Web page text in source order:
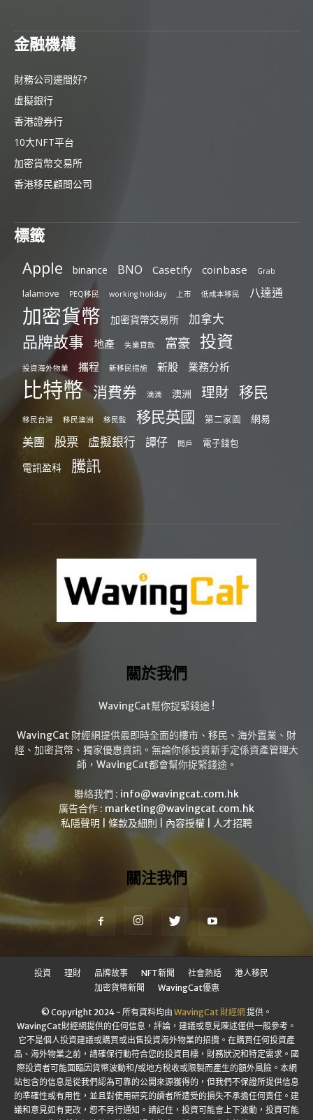
金融機構
財務公司邊間好?
虛擬銀行
香港證券行
10大NFT平台
加密貨幣交易所
香港移民顧問公司
標籤
Apple binance BNO Casetify coinbase Grab
lalamove PEQ移民 working holiday 上市 低成本移民 八達通
加密貨幣 加密貨幣交易所 加拿大
品牌故事 地產 失業貸款 富豪 投資
投資海外物業 攜程 新移民措施 新股 業務分析
比特幣 消費券 滴滴 澳洲 理財 移民
移民台灣 移民澳洲 移民監 移民英國 第二家園 網易
美團 股票 虛擬銀行 譚仔 開戶 電子錢包
電訊盈科 騰訊
關於我們
WavingCat幫你捉緊錢途 !
WavingCat 財經網提供最即時全面的樓市、移民、海外置業、財
經、加密貨幣、獨家優惠資訊。無論你係投資新手定係資產管理大
師，WavingCat都會幫你捉緊錢途。
聯絡我們 : info@wavingcat.com.hk
廣告合作 : marketing@wavingcat.com.hk
私隱聲明
條款及細則 內容授權 人才招聘
關注我們
投資 理財 品牌故事 NFT新聞 社會熱話
港人移民
加密貨幣新聞
WavingCat優惠
© Copyright 2024 - 所有資料均由 WavingCat 財經網提供。
WavingCat財經網提供的任何信息，評論，建議或意見陳述僅供一般參考。
它不是個人投資建議或購買或出售投資海外物業的招攬。在購買任何投資產
品、海外物業之前，請確保行動符合您的投資目標，財務狀況和特定需求。國
際投資者可能面臨因貨幣波動和/或地方稅收或限製而產生的額外風險。本網
站包含的信息是從我們認為可靠的公開來源獲得的，但我們不保證所提供信息
的準確性或有用性，並且對使用研究的讀者所遭受的損失不承擔任何責任。建
議和意見如有更改，恕不另行通知。請記住，投資可能會上下波動，投資可能